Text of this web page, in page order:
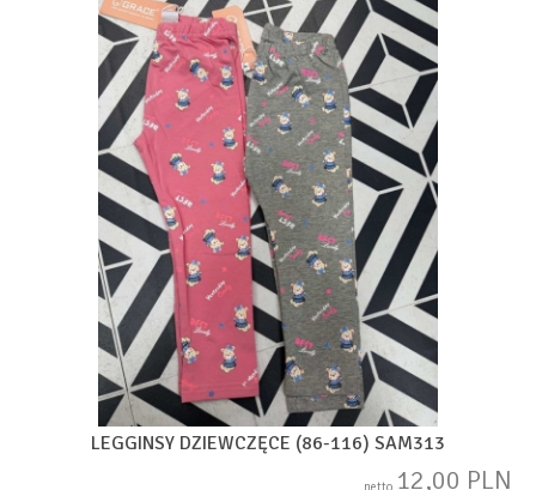
LEGGINSY DZIEWCZĘCE (86-116) SAM313
12,00 PLN